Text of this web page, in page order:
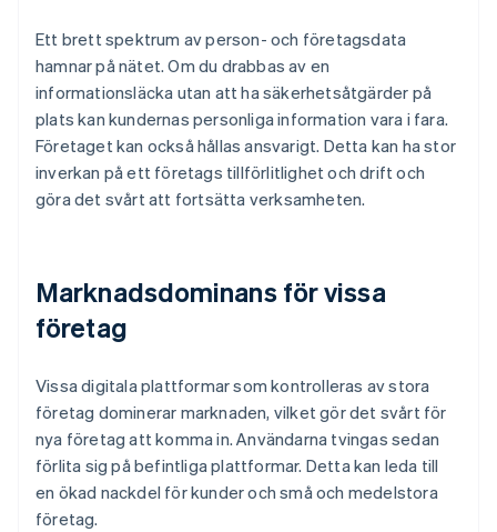
Ett brett spektrum av person- och företagsdata
hamnar på nätet. Om du drabbas av en
informationsläcka utan att ha säkerhetsåtgärder på
plats kan kundernas personliga information vara i fara.
Företaget kan också hållas ansvarigt. Detta kan ha stor
inverkan på ett företags tillförlitlighet och drift och
göra det svårt att fortsätta verksamheten.
Marknadsdominans för vissa
företag
Vissa digitala plattformar som kontrolleras av stora
företag dominerar marknaden, vilket gör det svårt för
nya företag att komma in. Användarna tvingas sedan
förlita sig på befintliga plattformar. Detta kan leda till
en ökad nackdel för kunder och små och medelstora
företag.